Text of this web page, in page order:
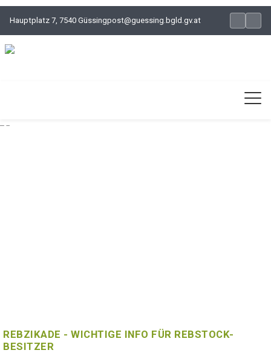
Hauptplatz 7, 7540 Güssingpost@guessing.bgld.gv.at
REBZIKADE - WICHTIGE INFO FÜR REBSTOCK-
BESITZER